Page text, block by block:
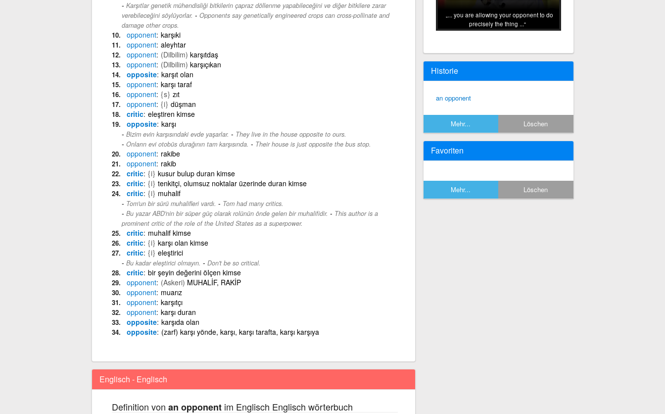
Karşıtlar genetik mühendisliği bitkilerin çapraz döllenme yapabileceğini ve diğer bitkilere zarar
verebileceğini söylüyorlar. - Opponents say genetically engineered crops can cross-pollinate and
damage other crops.
opponent karşıki
opponent aleyhtar
opponent (Dilbilim) karşıtdaş
opponent (Dilbilim) karşıçıkan
opposite karşıt olan
opponent karşı taraf
opponent {s} zıt
opponent {i} düşman
critic eleştiren kimse
opposite karşı
Bizim evin karşısındaki evde yaşarlar. - They live in the house opposite to ours.
Onların evi otobüs durağının tam karşısında. - Their house is just opposite the bus stop.
opponent rakibe
opponent rakib
critic {i} kusur bulup duran kimse
critic {i} tenkitçi, olumsuz noktalar üzerinde duran kimse
critic {i} muhalif
Tom'un bir sürü muhalifleri vardı. - Tom had many critics.
Bu yazar ABD'nin bir süper güç olarak rolünün önde gelen bir muhalifidir. - This author is a
prominent critic of the role of the United States as a superpower.
critic muhalif kimse
critic {i} karşı olan kimse
critic {i} eleştirici
Bu kadar eleştirici olmayın. - Don't be so critical.
critic bir şeyin değerini öIçen kimse
opponent (Askeri) MUHALİF, RAKİP
opponent muarız
opponent karşıtçı
opponent karşı duran
opposite karşıda olan
opposite (zarf) karşı yönde, karşı, karşı tarafta, karşı karşıya
Englisch - Englisch
Definition von an opponentim Englisch Englisch wörterbuch
... you are allowing your opponent to do
precisely the thing ...
Historie
an opponent
Mehr... Löschen
Favoriten
Mehr... Löschen